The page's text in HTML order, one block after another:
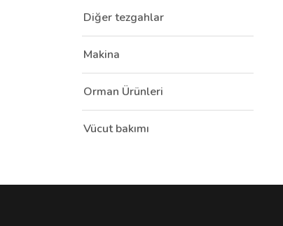
Diğer tezgahlar
Makina
Orman Ürünleri
Vücut bakımı